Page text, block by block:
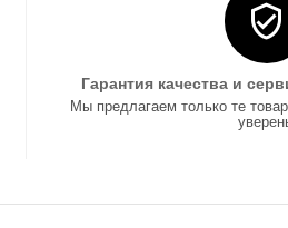
Гарантия качества и
Мы предлагаем только те